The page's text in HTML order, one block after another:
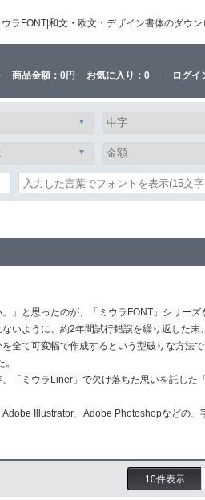
ラFONT|和文・欧文・デザイン書体のダウ
商品金額： 0円 お気に入り： 0 ログイ
」と思ったのが、「ミウラFONT」シリーズ
いように、約2年間試行錯誤を繰り返した末
全て可変幅で作成するという型破りな方法
「ミウラLiner」で欠け落ちた思いを託した
Illustrator、Adobe Photoshopなどの、
10件表示